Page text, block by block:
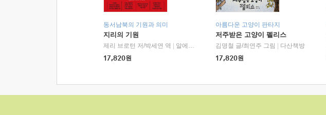
동서남북의 기원과 의미
지리의 기원
제리 브로턴 저/박세연 역
알에이치코리아(RHK)
17,820원
아름다운 고양이 판타지
저주받은 고양이 펠리스
김명철 글/최연주 그림
다산책방
17,820원